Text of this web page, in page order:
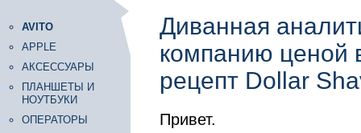
AVITO
APPLE
АКСЕССУАРЫ
ПЛАНШЕТЫ И
НОУТБУКИ
ОПЕРАТОРЫ
Диванная
компанию ценой
рецепт Dollar
Привет.